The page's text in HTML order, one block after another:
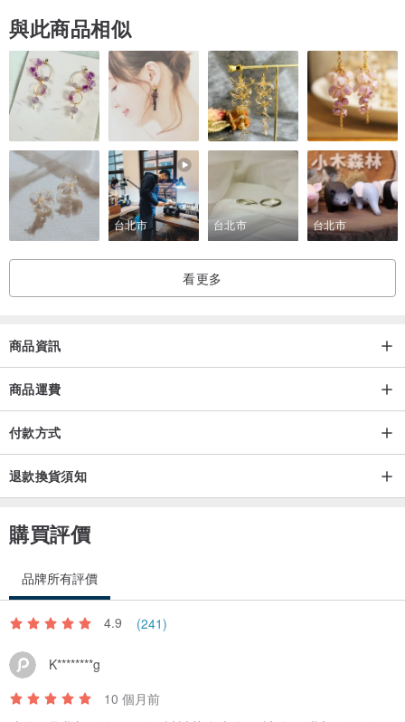
與此商品相似
台北市 台北市 台北市
看更多
商品資訊
商品運費
付款方式
退款換貨須知
購買評價
品牌所有評價
4.9 (241)
K********g
10 個月前